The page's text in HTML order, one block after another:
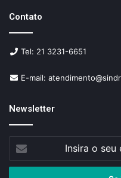
Contato
Tel: 21 3231-6651
E-mail:
Newsletter
seu